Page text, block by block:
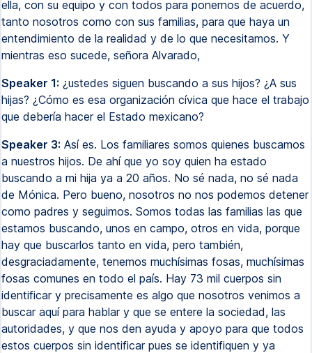
ella, con su equipo y con todos para ponernos de acuerdo,
tanto nosotros como con sus familias, para que haya un
entendimiento de la realidad y de lo que necesitamos. Y
mientras eso sucede, señora Alvarado,
Speaker 1: ¿ustedes siguen buscando a sus hijos? ¿A sus
hijas? ¿Cómo es esa organización cívica que hace el trabajo
que debería hacer el Estado mexicano?
Speaker 3: Así es. Los familiares somos quienes buscamos
a nuestros hijos. De ahí que yo soy quien ha estado
buscando a mi hija ya a 20 años. No sé nada, no sé nada
de Mónica. Pero bueno, nosotros no nos podemos detener
como padres y seguimos. Somos todas las familias las que
estamos buscando, unos en campo, otros en vida, porque
hay que buscarlos tanto en vida, pero también,
desgraciadamente, tenemos muchísimas fosas, muchísimas
fosas comunes en todo el país. Hay 73 mil cuerpos sin
identificar y precisamente es algo que nosotros venimos a
buscar aquí para hablar y que se entere la sociedad, las
autoridades, y que nos den ayuda y apoyo para que todos
estos cuerpos sin identificar pues se identifiquen y ya